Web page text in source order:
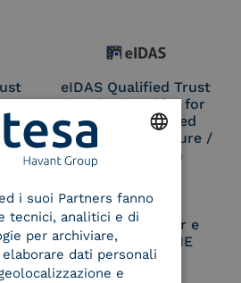
eIDAS Qualified Trust
Service Provider for
Remote Qualified
Electronic Signature /
Seal Creation
Service Provider e
Aggregatore CIE
ITALIAN
i suoi Partners fanno
tecnici, analitici e di
per archiviare,
dati personali
e